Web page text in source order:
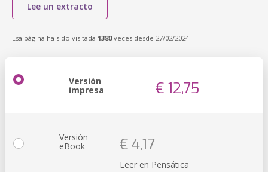
Lee un extracto
Esa página ha sido visitada 1380veces desde 27/02/2024
Versión
impresa € 12,75
Versión
eBook € 4,17
Leer en Pensática